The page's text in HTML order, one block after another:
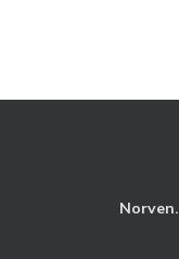
Norven.